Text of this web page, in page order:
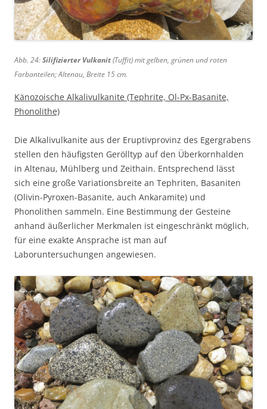
Abb. 24:Silifizierter Vulkanit(Tuffit) mit gelben, grünen und roten
Farbanteilen; Altenau, Breite 15 cm.
Känozoische Alkalivulkanite (Tephrite, Ol-Px-Basanite,
Phonolithe)
Die Alkalivulkanite aus der Eruptivprovinz des Egergrabens
stellen den häufigsten Gerölltyp auf den Überkornhalden
in Altenau, Mühlberg und Zeithain. Entsprechend lässt
sich eine große Variationsbreite an Tephriten, Basaniten
(Olivin-Pyroxen-Basanite, auch Ankaramite) und
Phonolithen sammeln. Eine Bestimmung der Gesteine
anhand äußerlicher Merkmalen ist eingeschränkt möglich,
für eine exakte Ansprache ist man auf
Laboruntersuchungen angewiesen.